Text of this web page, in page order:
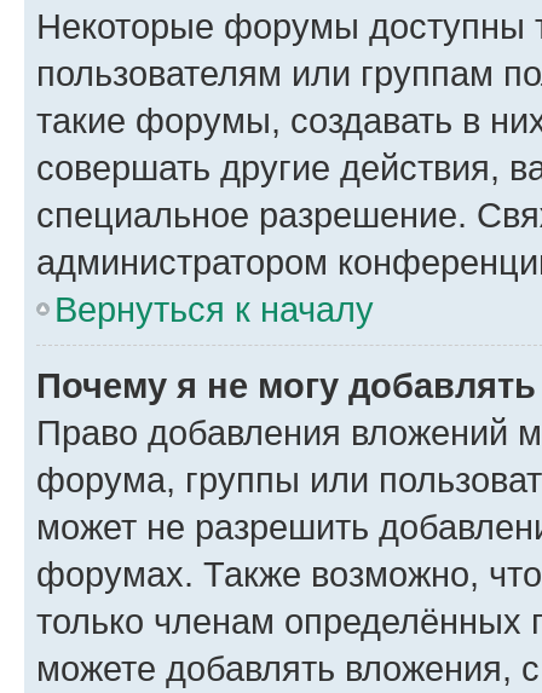
Некоторые форумы доступны
пользователям или группам
такие форумы, создавать в
совершать другие действия,
специальное разрешение.
администратором
Вернуться к началу
Почему я не могу
Право добавления вложений
форума, группы или
может не разрешить
форумах. Также возможно,
только членам определённых
можете добавлять вложения,